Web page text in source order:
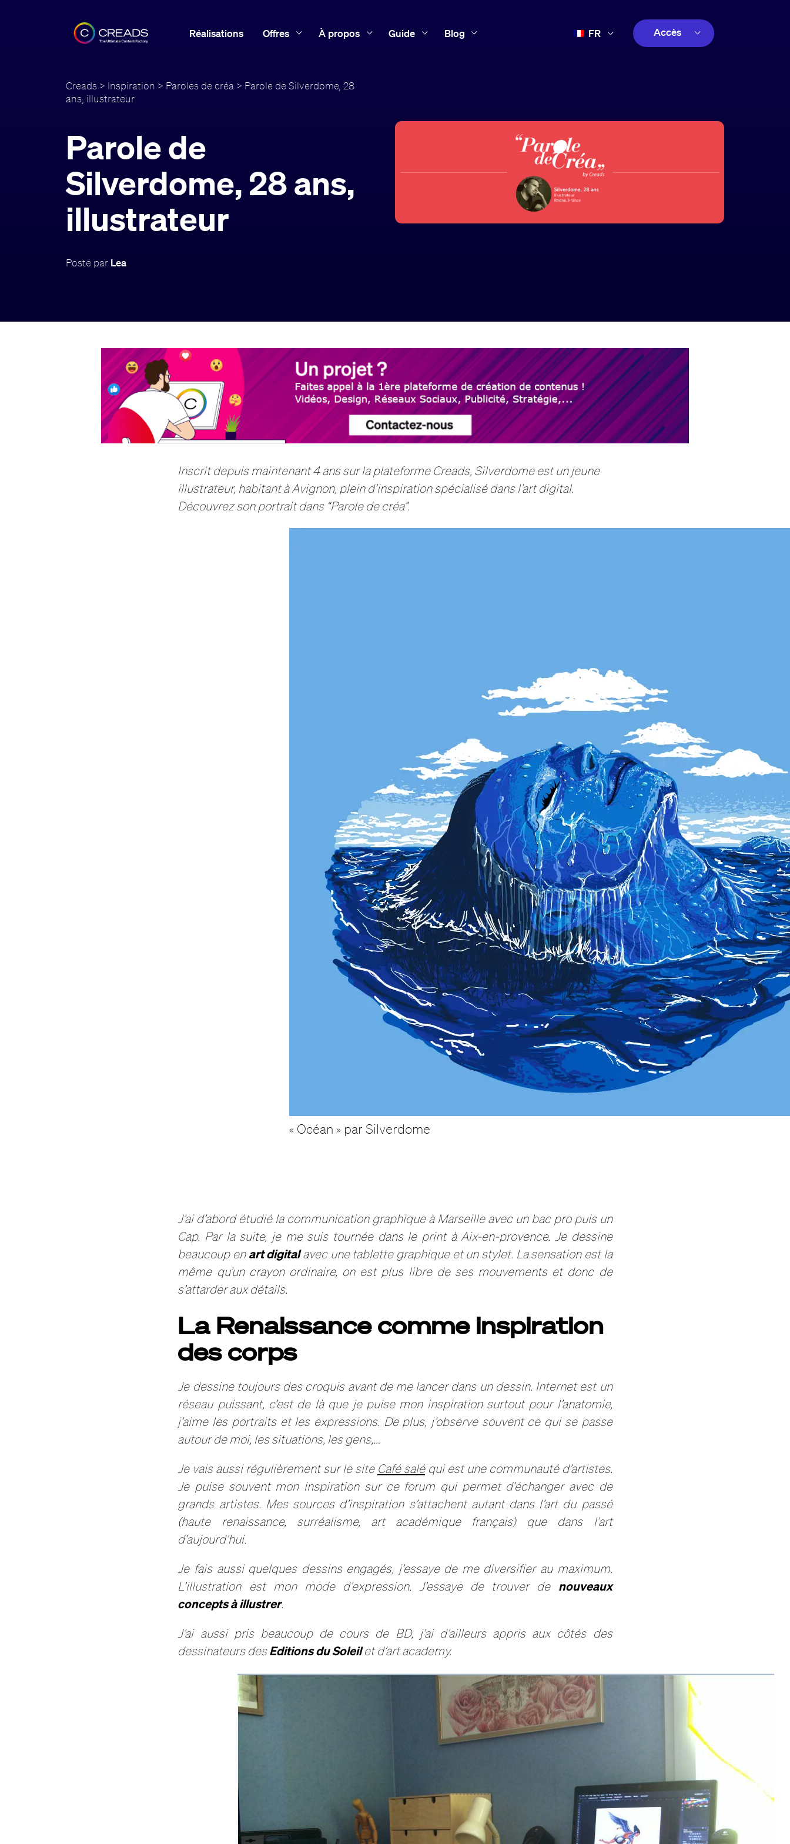
Réalisations Offres À propos Guide Blog FR Accès
Creads > Inspiration > Paroles de créa > Parole de Silverdome, 28
ans, illustrateur
Parole de
Silverdome, 28 ans,
illustrateur
Posté par Lea
Inscrit depuis maintenant 4 ans sur la plateforme Creads, Silverdome est un jeune
illustrateur, habitant à Avignon, plein d’inspiration spécialisé dans l’art digital.
Découvrez son portrait dans “Parole de créa”.
« Océan » par Silverdome
J’ai d’abord étudié la communication graphique à Marseille avec un bac pro puis un
Cap. Par la suite, je me suis tournée dans le print à Aix-en-provence.
Je dessine
beaucoup en art digitalavec une tablette graphique et un stylet. La sensation est la
même qu’un crayon ordinaire, on est plus libre de ses mouvements et donc de
s’attarder aux détails.
La Renaissance comme inspiration
des corps
Je dessine toujours des croquis avant de me lancer dans un dessin. Internet est un
réseau puissant, c’est de là que je puise mon inspiration surtout pour l’anatomie,
j’aime les portraits et les expressions. De plus, j’observe souvent ce qui se passe
autour de moi, les situations, les gens,…
Je vais aussi régulièrement sur le site Café saléqui est une communauté d’artistes.
Je puise souvent mon inspiration sur ce forum qui permet d’échanger avec de
grands artistes. Mes sources d’inspiration s’attachent autant dans l’art du passé
(haute renaissance, surréalisme, art académique français) que dans l’art
d’aujourd’hui.
Je fais aussi quelques dessins engagés, j’essaye de me diversifier au maximum.
L’illustration est mon mode d’expression. J’essaye de trouver de nouveaux
concepts à illustrer.
J’ai aussi pris beaucoup de cours de BD, j’ai d’ailleurs appris aux côtés des
dessinateurs desEditions du Soleilet d’art academy.